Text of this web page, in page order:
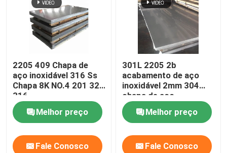
2205 409 Chapa de
aço inoxidável 316 Ss
Chapa 8K NO.4 201 321
316
Melhor preço
Fale Conosco
301L 2205 2b
acabamento de aço
inoxidável 2mm 304
chapa de aço
inoxidável 12m
Melhor preço
Fale Conosco